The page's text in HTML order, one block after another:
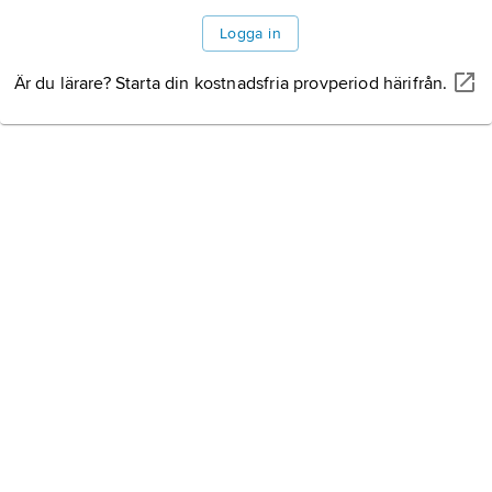
Logga in
Är du lärare? Starta din kostnadsfria provperiod härifrån.